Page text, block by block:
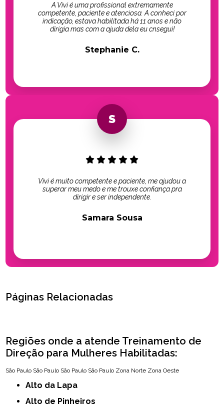
A Vivi é uma profissional extremamente
competente, paciente e atenciosa. A conheci por
indicação, estava habilitada há 11 anos e não
dirigia mas com a ajuda dela eu cnsegui!
Stephanie C.
Vivi é muito competente e paciente, me ajudou a
superar meu medo e me trouxe confiança pra
dirigir e ser independente.
Samara Sousa
Páginas Relacionadas
Regiões onde a atende Treinamento de
Direção para Mulheres Habilitadas:
São Paulo São Paulo São Paulo São Paulo Zona Norte Zona Oeste
Alto da Lapa
Alto de Pinheiros